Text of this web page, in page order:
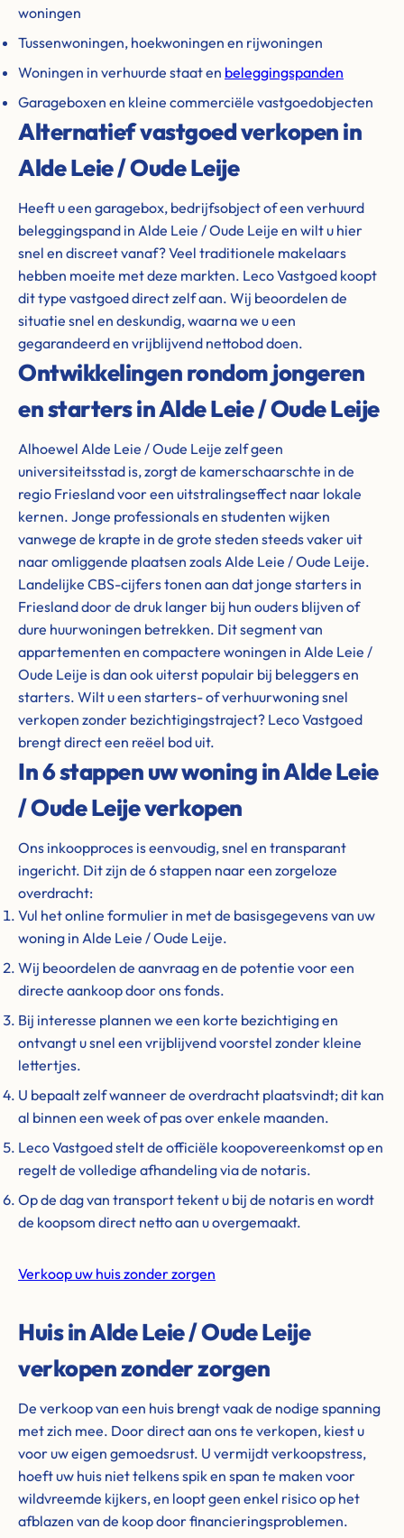
woningen
Tussenwoningen, hoekwoningen en rijwoningen
Woningen in verhuurde staat en beleggingspanden
Garageboxen en kleine commerciële vastgoedobjecten
Alternatief vastgoed verkopen in
Alde Leie / Oude Leije
Heeft u een garagebox, bedrijfsobject of een verhuurd
beleggingspand in Alde Leie / Oude Leije en wilt u hier
snel en discreet vanaf? Veel traditionele makelaars
hebben moeite met deze markten. Leco Vastgoed koopt
dit type vastgoed direct zelf aan. Wij beoordelen de
situatie snel en deskundig, waarna we u een
gegarandeerd en vrijblijvend nettobod doen.
Ontwikkelingen rondom jongeren
en starters in Alde Leie / Oude Leije
Alhoewel Alde Leie / Oude Leije zelf geen
universiteitsstad is, zorgt de kamerschaarschte in de
regio Friesland voor een uitstralingseffect naar lokale
kernen. Jonge professionals en studenten wijken
vanwege de krapte in de grote steden steeds vaker uit
naar omliggende plaatsen zoals Alde Leie / Oude Leije.
Landelijke CBS-cijfers tonen aan dat jonge starters in
Friesland door de druk langer bij hun ouders blijven of
dure huurwoningen betrekken. Dit segment van
appartementen en compactere woningen in Alde Leie /
Oude Leije is dan ook uiterst populair bij beleggers en
starters. Wilt u een starters- of verhuurwoning snel
verkopen zonder bezichtigingstraject? Leco Vastgoed
brengt direct een reëel bod uit.
In 6 stappen uw woning in Alde Leie
/ Oude Leije verkopen
Ons inkoopproces is eenvoudig, snel en transparant
ingericht. Dit zijn de 6 stappen naar een zorgeloze
overdracht:
Vul het online formulier in met de basisgegevens van uw
woning in Alde Leie / Oude Leije.
Wij beoordelen de aanvraag en de potentie voor een
directe aankoop door ons fonds.
Bij interesse plannen we een korte bezichtiging en
ontvangt u snel een vrijblijvend voorstel zonder kleine
lettertjes.
U bepaalt zelf wanneer de overdracht plaatsvindt; dit kan
al binnen een week of pas over enkele maanden.
Leco Vastgoed stelt de officiële koopovereenkomst op en
regelt de volledige afhandeling via de notaris.
Op de dag van transport tekent u bij de notaris en wordt
de koopsom direct netto aan u overgemaakt.
Verkoop uw huis zonder zorgen
Huis in Alde Leie / Oude Leije
verkopen zonder zorgen
De verkoop van een huis brengt vaak de nodige spanning
met zich mee. Door direct aan ons te verkopen, kiest u
voor uw eigen gemoedsrust. U vermijdt verkoopstress,
hoeft uw huis niet telkens spik en span te maken voor
wildvreemde kijkers, en loopt geen enkel risico op het
afblazen van de koop door financieringsproblemen.